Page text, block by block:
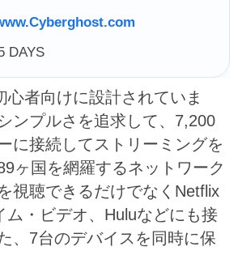
DAYS
心者向けに設計されていま
ンプルさを追求して、7,200
に接続してストリーミングを
ヶ国を網羅するネットワーク
視聴できるだけでなくNetflix
ム・ビデオ、Huluなどにも接
、7台のデバイスを同時に保